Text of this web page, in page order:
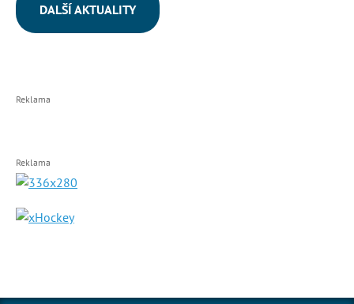
DALŠÍ AKTUALITY
Reklama
Reklama